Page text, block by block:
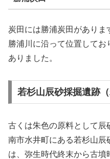
炭田には勝浦炭田があり
勝浦川に沿って位置して
ありました。
若杉山辰砂採掘遺跡（
古くは朱色の原料として
南市水井町にある若杉山
は、弥生時代終末から古